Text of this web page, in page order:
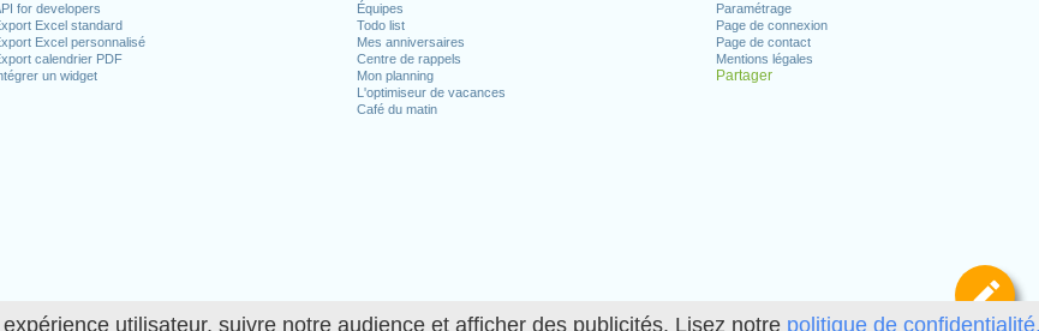
utilisateur, suivre notre audience et afficher des publicités. Lisez notre politique de
for developers
Excel standard
Excel personnalisé
calendrier PDF
un widget
Équipes
Todo list
Mes anniversaires
Centre de rappels
Mon planning
L'optimiseur de vacances
Café du matin
Paramétrage
Page de connexion
Page de contact
Mentions légales
Partager